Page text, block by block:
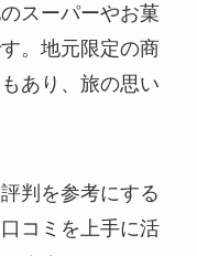
スーパーやお菓
。地元限定の商
あり、旅の思い
判を参考にする
コミを上手に活